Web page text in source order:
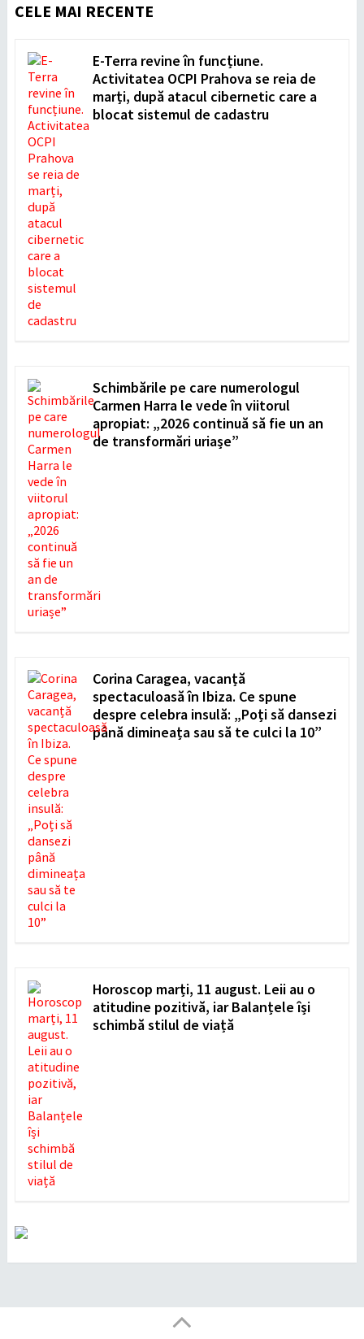
CELE MAI RECENTE
E-Terra revine în funcțiune.
Activitatea OCPI Prahova se reia de
marți, după atacul cibernetic care a
blocat sistemul de cadastru
Schimbările pe care numerologul
Carmen Harra le vede în viitorul
apropiat: „2026 continuă să fie un an
de transformări uriașe”
Corina Caragea, vacanță
spectaculoasă în Ibiza. Ce spune
despre celebra insulă: „Poți să dansezi
până dimineața sau să te culci la 10”
Horoscop marți, 11 august. Leii au o
atitudine pozitivă, iar Balanțele își
schimbă stilul de viață